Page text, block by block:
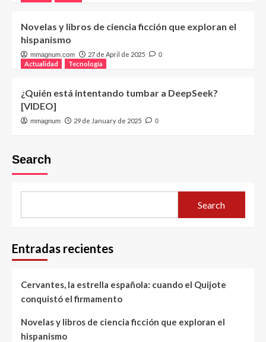
Novelas y libros de ciencia ficción que exploran el
hispanismo
mmagnum.com 27 de April de 2025 0
Actualidad Tecnología
¿Quién está intentando tumbar a DeepSeek?
[VIDEO]
mmagnum 29 de January de 2025 0
Search
Search
Entradas recientes
Cervantes, la estrella española: cuando el Quijote
conquistó el firmamento
Novelas y libros de ciencia ficción que exploran el
hispanismo